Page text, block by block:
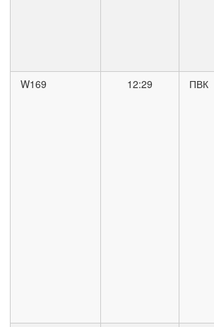
W169 12:29 ПВК